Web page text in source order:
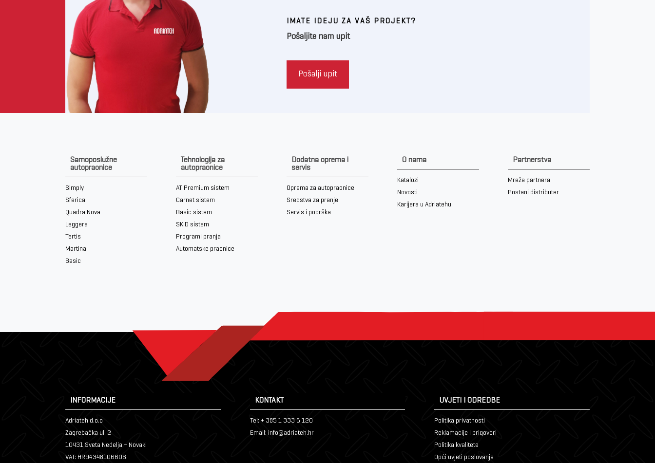
IMATE IDEJU ZA VAŠ PROJEKT?
Pošaljite nam upit
Pošalji upit
Samoposlužne
autopraonice
Simply
Sferica
Quadra Nova
Leggera
Tertis
Martina
Basic
Tehnologija za
autopraonice
AT Premium sistem
Carnet sistem
Basic sistem
SKID sistem
Programi pranja
Automatske praonice
Dodatna oprema i
servis
Oprema za autopraonice
Sredstva za pranje
Servis i podrška
O nama
Katalozi
Novosti
Karijera u Adriatehu
Partnerstva
Mreža partnera
Postani distributer
INFORMACIJE
Adriateh d.o.o
Zagrebačka ul. 2
10431 Sveta Nedelja – Novaki
VAT: HR94348106606
KONTAKT
Tel: + 385 1 333 5 120
Email: info@adriateh.hr
UVJETI I ODREDBE
Politika privatnosti
Reklamacije i prigovori
Politika kvalitete
Opći uvjeti poslovanja